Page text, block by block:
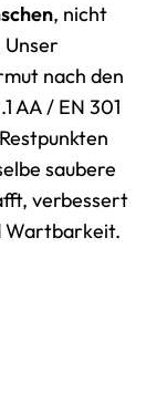
, nicht
nach den
AA / EN 301
saubere
verbessert
Wartbarkeit.